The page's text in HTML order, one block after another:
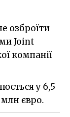
Joint
компанії
у 6,5
євро.